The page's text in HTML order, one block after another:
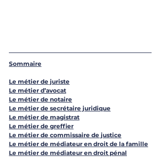
Sommaire
Le métier de juriste
Le métier d’avocat
Le métier de notaire
Le métier de secrétaire juridique
Le métier de magistrat
Le métier de greffier
Le métier de commissaire de justice
Le métier de médiateur en droit de la famille
Le métier de médiateur en droit pénal